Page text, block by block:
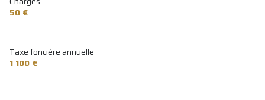
50 €
Taxe foncière annuelle
1 100 €